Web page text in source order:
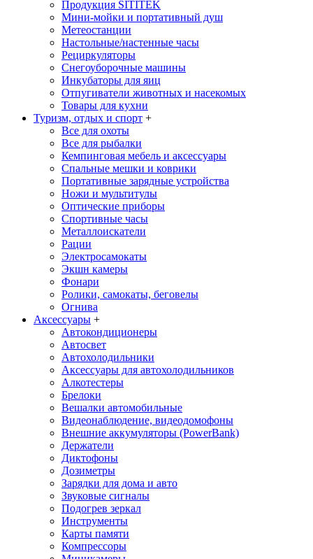
Продукция SITITEK
Мини-мойки и портативный душ
Метеостанции
Настольные/настенные часы
Рециркуляторы
Снегоуборочные машины
Инкубаторы для яиц
Отпугиватели животных и насекомых
Товары для кухни
Туризм, отдых и спорт +
Все для охоты
Все для рыбалки
Кемпинговая мебель и аксессуары
Спальные мешки и коврики
Портативные зарядные устройства
Ножи и мультитулы
Оптические приборы
Спортивные часы
Металлоискатели
Рации
Электросамокаты
Экшн камеры
Фонари
Ролики, самокаты, беговелы
Огнива
Аксессуары +
Автокондиционеры
Aвтосвет
Автохолодильники
Аксессуары для автохолодильников
Алкотестеры
Брелоки
Вешалки автомобильные
Видеонаблюдение, видеодомофоны
Внешние аккумуляторы (PowerBank)
Держатели
Диктофоны
Дозиметры
Зарядки для дома и авто
Звуковые сигналы
Подогрев зеркал
Инструменты
Карты памяти
Компрессоры